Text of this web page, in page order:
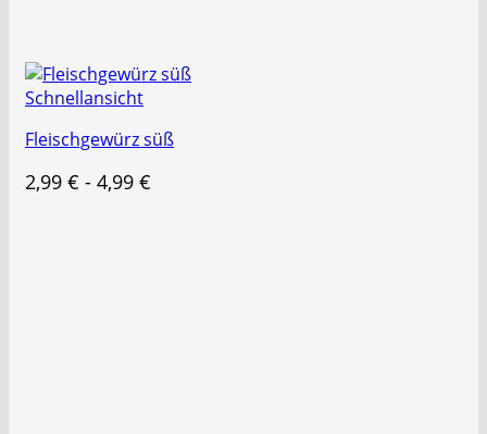
Schnellansicht
Fleischgewürz süß
2,99 € - 4,99 €